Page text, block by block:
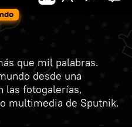
que mil palabras.
desde una
las fotogalerías,
multimedia de Sputnik.